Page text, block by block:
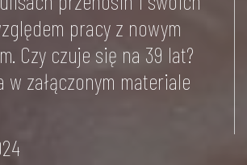
pracy z nowym
Czy czuje się na 39 lat?
w załączonym materiale